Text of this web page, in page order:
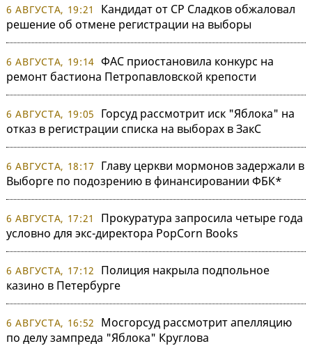
6 АВГУСТА, 19:21
Кандидат от СР Сладков обжаловал
решение об отмене регистрации на выборы
6 АВГУСТА, 19:14 ФАС приостановила конкурс на
ремонт бастиона Петропавловской крепости
6 АВГУСТА, 19:05
Горсуд рассмотрит иск "Яблока" на
отказ в регистрации списка на выборах в ЗакС
6 АВГУСТА, 18:17
Главу церкви мормонов задержали в
Выборге по подозрению в финансировании ФБК*
6 АВГУСТА, 17:21
Прокуратура запросила четыре года
условно для экс-директора PopCorn Books
6 АВГУСТА, 17:12
Полиция накрыла подпольное
казино в Петербурге
6 АВГУСТА, 16:52
Мосгорсуд рассмотрит апелляцию
по делу зампреда "Яблока" Круглова